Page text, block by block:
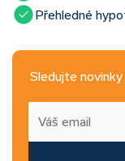
Přehledné
Sledujte